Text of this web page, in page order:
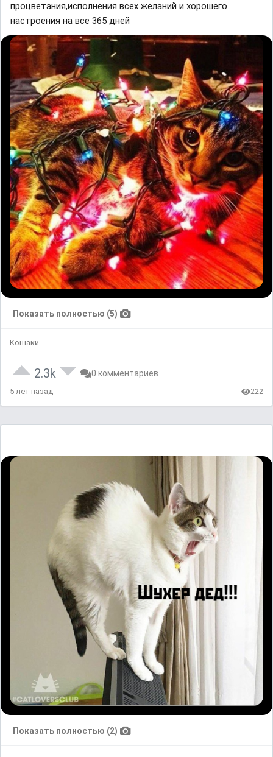
процветания,исполнения всех желаний и хорошего
настроения на все 365 дней
Показать полностью (5)
Кошаки
2.3k 0 комментариев
5 лет назад 222
Показать полностью (2)